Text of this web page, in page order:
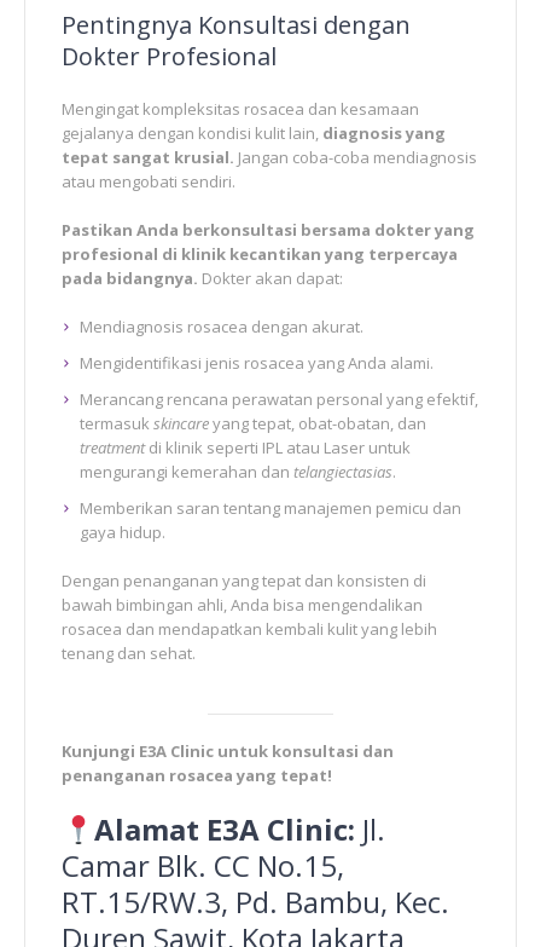
Pentingnya Konsultasi dengan
Dokter Profesional
Mengingat kompleksitas rosacea dan kesamaan
gejalanya dengan kondisi kulit lain, diagnosis yang
tepat sangat krusial. Jangan coba-coba mendiagnosis
atau mengobati sendiri.
Pastikan Anda berkonsultasi bersama dokter yang
profesional di klinik kecantikan yang terpercaya
pada bidangnya. Dokter akan dapat:
Mendiagnosis rosacea dengan akurat.
Mengidentifikasi jenis rosacea yang Anda alami.
Merancang rencana perawatan personal yang efektif,
termasuk skincareyang tepat, obat-obatan, dan
treatmentdi klinik seperti IPL atau Laser untuk
mengurangi kemerahan dan telangiectasias.
Memberikan saran tentang manajemen pemicu dan
gaya hidup.
Dengan penanganan yang tepat dan konsisten di
bawah bimbingan ahli, Anda bisa mengendalikan
rosacea dan mendapatkan kembali kulit yang lebih
tenang dan sehat.
Kunjungi E3A Clinic untuk konsultasi dan
penanganan rosacea yang tepat!
Alamat E3A Clinic: Jl.
Camar Blk. CC No.15,
RT.15/RW.3, Pd. Bambu, Kec.
Duren Sawit, Kota Jakarta